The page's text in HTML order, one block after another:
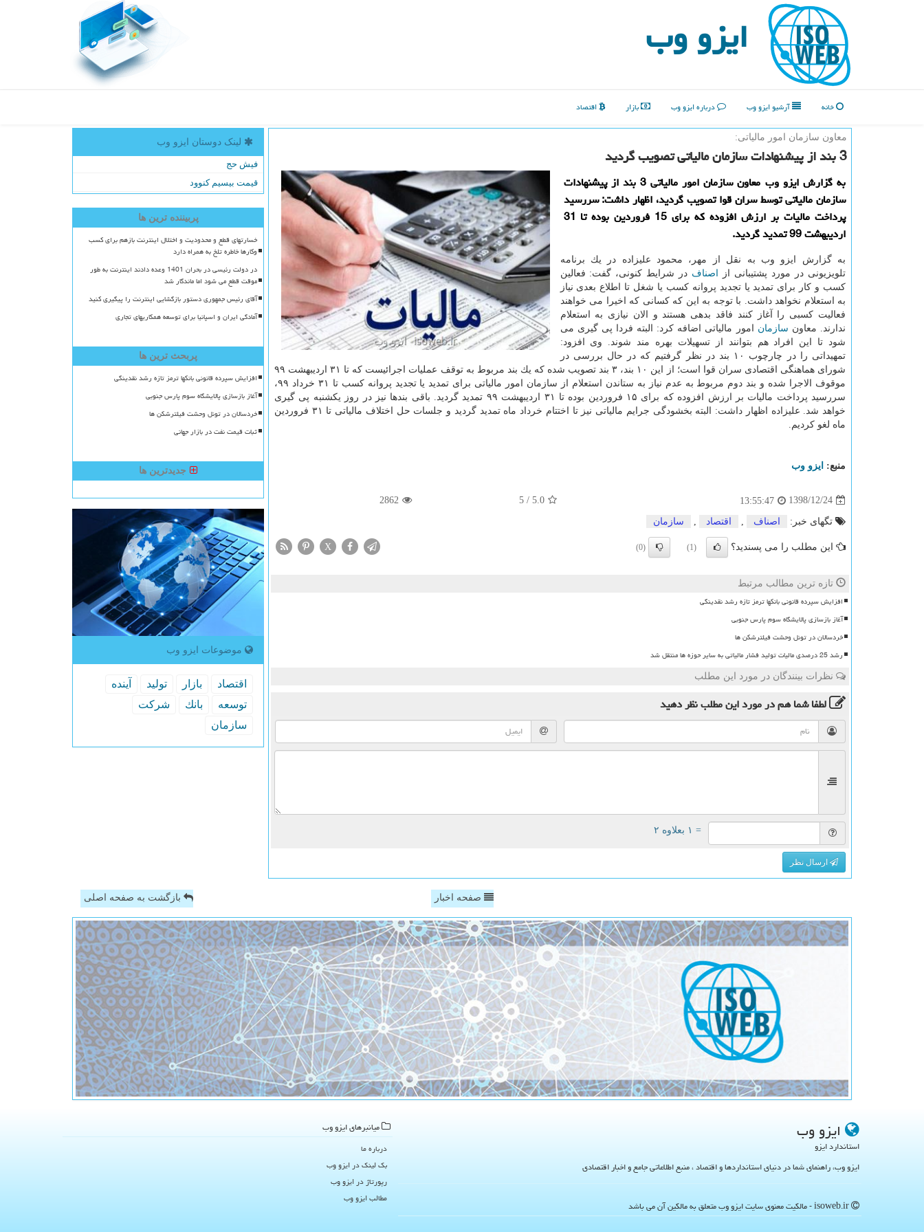
ایزو وب
خانه آرشیو ایزو وب درباره ایزو وب بازار اقتصاد
معاون سازمان امور مالیاتی:
3 بند از پیشنهادات سازمان مالیاتی تصویب گردید
به گزارش ایزو وب معاون سازمان امور مالیاتی 3 بند از پیشنهادات
سازمان مالیاتی توسط سران قوا تصویب گردید، اظهار داشت: سررسید
پرداخت مالیات بر ارزش افزوده كه برای 15 فروردین بوده تا 31
اردیبهشت 99 تمدید گردید.
به گزارش ایزو وب به نقل از مهر، محمود علیزاده در یك برنامه
تلویزیونی در مورد پشتیبانی از
اصناف در شرایط كنونی، گفت: فعالین
كسب و كار برای تمدید یا تجدید پروانه كسب یا شغل تا اطلاع بعدی نیاز
به استعلام نخواهد داشت. با توجه به این كه كسانی كه اخیرا می خواهند
فعالیت كسبی را آغاز كنند فاقد بدهی هستند و الان نیازی به استعلام
ندارند. معاون سازمان امور مالیاتی اضافه كرد: البته فردا پی گیری می
شود تا این افراد هم بتوانند از تسهیلات بهره مند شوند. وی افزود:
تمهیداتی را در چارچوب ۱۰ بند در نظر گرفتیم كه در حال بررسی در
شورای هماهنگی اقتصادی سران قوا است؛ از این ۱۰ بند، ۳ بند تصویب شده كه یك بند مربوط به توقف عملیات اجرائیست كه تا ۳۱ اردیبهشت ۹۹
موقوف الاجرا شده و بند دوم مربوط به عدم نیاز به ستاندن استعلام از سازمان امور مالیاتی برای تمدید یا تجدید پروانه كسب تا ۳۱ خرداد ۹۹،
سررسید پرداخت مالیات بر ارزش افزوده كه برای ۱۵ فروردین بوده تا ۳۱ اردیبهشت ۹۹ تمدید گردید. باقی بندها نیز در روز یكشنبه پی گیری
خواهد شد. علیزاده اظهار داشت: البته بخشودگی جرایم مالیاتی نیز تا اختتام خرداد ماه تمدید گردید و جلسات حل اختلاف مالیاتی تا ۳۱ فروردین
ماه لغو كردیم.
منبع: ایزو وب
1398/12/24
13:55:47
5.0
/
5
2862
تگهای خبر: اصناف اقتصاد سازمان
این مطلب را می پسندید؟ (1)
(0)
X
تازه ترین مطالب مرتبط
افزایش سپرده قانونی بانکها ترمز تازه رشد نقدینگی
آغاز بازسازی پالایشگاه سوم پارس جنوبی
خردسالان در تونل وحشت فیلترشکن ها
رشد 25 درصدی مالیات تولید فشار مالیاتی به سایر حوزه ها منتقل شد
نظرات بینندگان در مورد این مطلب
لطفا شما همدر مورد این مطلبنظر دهید
= ۱ بعلاوه ۲
ارسال نظر
لینک دوستان ایزو وب
فیش حج
قیمت بیسیم کنوود
پربیننده ترین ها
خسارتهای قطع و محدودیت و اختلال اینترنت بازهم برای کسب
وکارها خاطره تلخ به همراه دارد
در دولت رئیسی در بحران 1401 وعده دادند اینترنت به طور
موقت قطع می شود اما ماندگار شد
آقای رئیس جمهوری دستور بازگشایی اینترنت را پیگیری کنید
آمادگی ایران و اسپانیا برای توسعه همکاریهای تجاری
پربحث ترین ها
افزایش سپرده قانونی بانکها ترمز تازه رشد نقدینگی
آغاز بازسازی پالایشگاه سوم پارس جنوبی
خردسالان در تونل وحشت فیلترشکن ها
ثبات قیمت نفت در بازار جهانی
جدیدترین ها
موضوعات ایزو وب
اقتصاد بازار تولید
آینده
توسعه
بانك
شركت
سازمان
صفحه اخبار بازگشت به صفحه اصلی
ایزو وب
استاندارد ایزو
ایزو وب، راهنمای شما در دنیای استانداردها و اقتصاد ، منبع اطلاعاتی جامع و اخبار اقتصادی
میانبرهای ایزو وب
درباره ما
بک لینک در ایزو وب
رپورتاژ در ایزو وب
مطالب ایزو وب